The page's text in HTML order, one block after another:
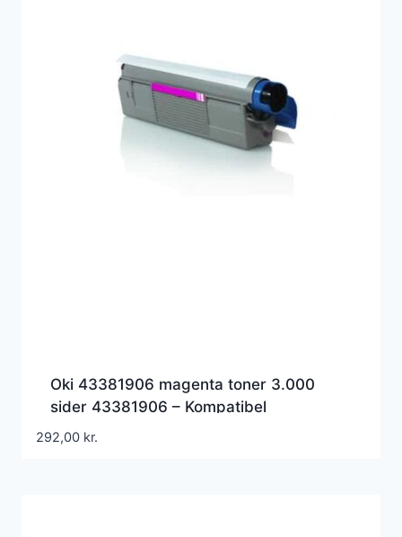
Oki 43381906 magenta toner 3.000
sider 43381906 – Kompatibel
292,00 kr.